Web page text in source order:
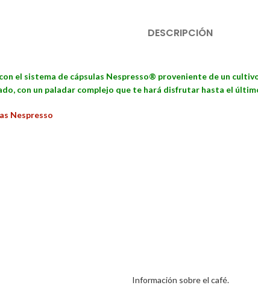
DESCRIPCIÓN
el sistema de cápsulas Nespresso® proveniente de un
con un paladar complejo que te hará disfrutar hasta el
Nespresso
Información sobre el café.